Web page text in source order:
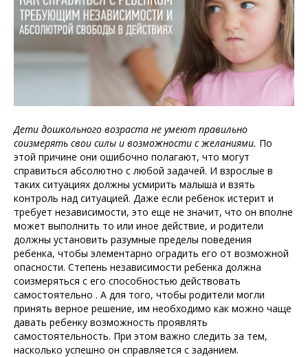
Дети дошкольного возраста не умеют правильно
соизмерять свои силы и возможности с желаниями. По
этой причине они ошибочно полагают, что могут
справиться абсолютно с любой задачей. И взрослые в
таких ситуациях должны усмирить малыша и взять
контроль над ситуацией. Даже если ребенок истерит и
требует независимости, это еще не значит, что он вполне
может выполнить то или иное действие, и родители
должны установить разумные пределы поведения
ребенка, чтобы элементарно оградить его от возможной
опасности. Степень независимости ребенка должна
соизмеряться с его способностью действовать
самостоятельно . А для того, чтобы родители могли
принять верное решение, им необходимо как можно чаще
давать ребенку возможность проявлять
самостоятельность. При этом важно следить за тем,
насколько успешно он справляется с заданием.